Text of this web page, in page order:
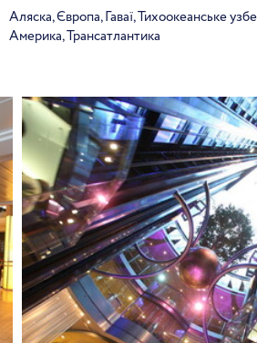
Аляска, Європа, Гаваї, Тихоокеанське
Америка, Трансатлантика